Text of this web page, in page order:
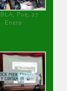
Pue, 27
Enero